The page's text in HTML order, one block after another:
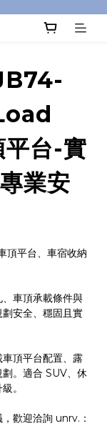
台-實
業安
頂平台、車宿收納
車頂承載條件與
安全、穩固且實
頂平台配置、露
。適合 SUV、休
。
歡迎洽詢 unrv.：